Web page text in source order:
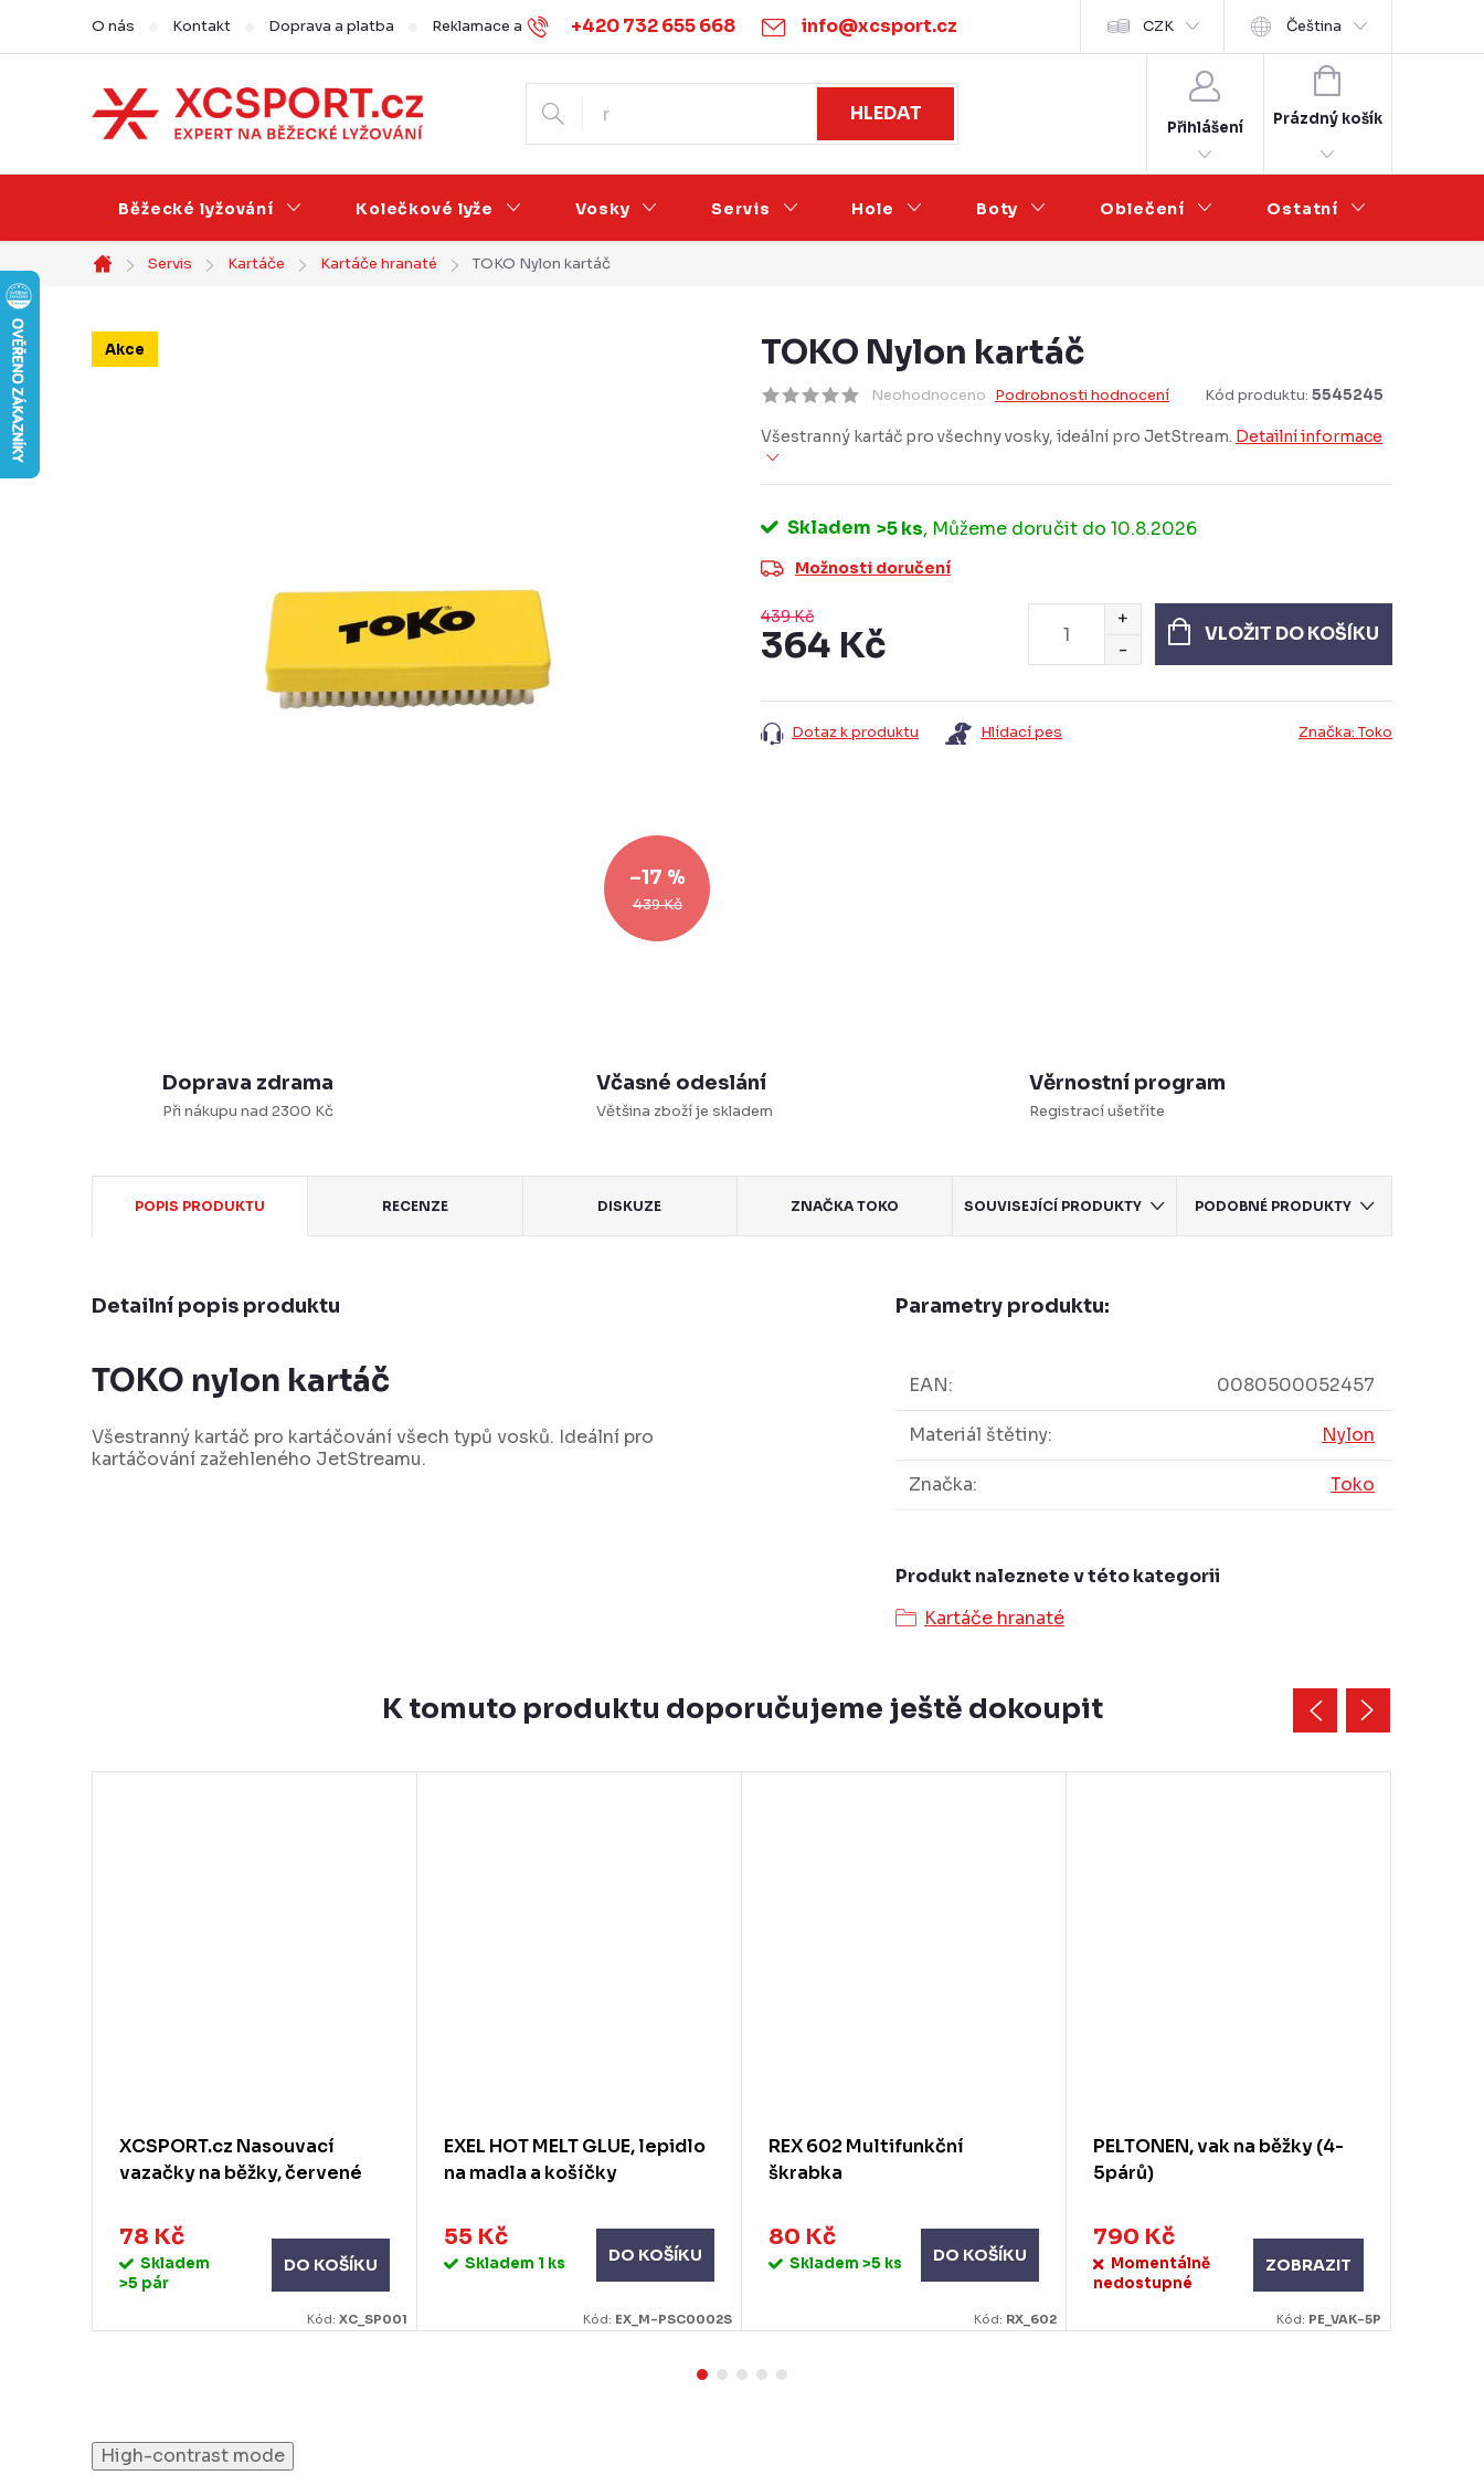
obsah
+420 732 655 668 info@xcsport.cz
O nás Kontakt Doprava a platba Reklamace a vrácení Obchodní podmínky Ochrana osobních údajů Velkoobchod CZK Čeština
HLEDAT
Přihlášení
NÁKUPNÍ
KOŠÍK
Prázdný košík
Běžecké lyžování Kolečkové lyže Vosky Servis Hole Boty Oblečení Ostatní
Domů
Servis Kartáče Kartáče hranaté TOKO Nylon kartáč
Akce
439 Kč
–17 %
TOKO Nylon kartáč
Neohodnoceno Podrobnosti hodnocení Kód produktu: 5545245
Všestranný kartáč pro všechny vosky, ideální pro JetStream. Detailní informace
Skladem >5 ks 10.8.2026
Možnosti doručení
439 Kč
364 Kč VLOŽIT DO KOŠÍKU
Dotaz k produktu Hlídací pes Značka: Toko
Doprava zdrama
Při nákupu nad 2300 Kč
Včasné odeslání
Většina zboží je skladem
Věrnostní program
Registrací ušetříte
POPIS PRODUKTU RECENZE DISKUZE ZNAČKA TOKO SOUVISEJÍCÍ PRODUKTY PODOBNÉ PRODUKTY
Detailní popis produktu
TOKO nylon kartáč
Všestranný kartáč pro kartáčování všech typů vosků. Ideální pro
kartáčování zažehleného JetStreamu.
Parametry produktu:
EAN: 0080500052457
Materiál štětiny: Nylon
Značka: Toko
Produkt naleznete v této kategorii
Kartáče hranaté
K tomuto produktu doporučujeme ještě dokoupit
XCSPORT.cz Nasouvací
vazačky na běžky, červené
78 Kč
Skladem
>5 pár
DO KOŠÍKU
Kód: XC_SP001
EXEL HOT MELT GLUE, lepidlo
na madla a košíčky
55 Kč
Skladem 1 ks DO KOŠÍKU
Kód: EX_M-PSC0002S
REX 602 Multifunkční
škrabka
80 Kč
Skladem >5 ks DO KOŠÍKU
Kód: RX_602
PELTONEN, vak na běžky (4-
5párů)
790 Kč
Momentálně
nedostupné
ZOBRAZIT
Kód: PE_VAK-5P
High-contrast mode